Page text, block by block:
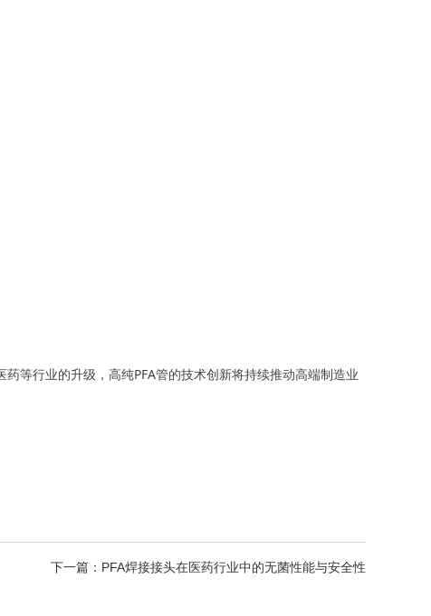
等行业的升级，高纯PFA管的技术创新将持续推动高端制造业
下一篇：PFA焊接接头在医药行业中的无菌性能与安全性